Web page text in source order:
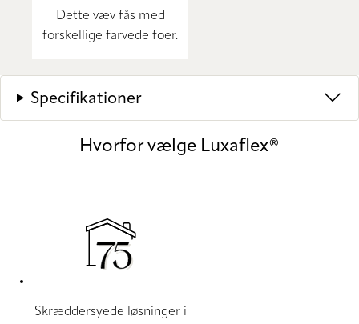
Dette væv fås med
forskellige farvede foer.
Specifikationer
Hvorfor vælge Luxaflex®
Skræddersyede løsninger i